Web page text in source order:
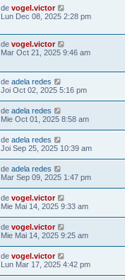
de vogel.victor
Lun Dec 08, 2025 2:28 pm
de vogel.victor
Mar Oct 21, 2025 9:46 am
de adela redes
Joi Oct 02, 2025 5:16 pm
de adela redes
Mie Oct 01, 2025 8:58 am
de adela redes
Joi Sep 25, 2025 10:39 am
de adela redes
Mar Sep 09, 2025 1:47 pm
de vogel.victor
Mie Mai 14, 2025 9:33 am
de vogel.victor
Mie Mai 14, 2025 9:25 am
de vogel.victor
Lun Mar 17, 2025 4:42 pm